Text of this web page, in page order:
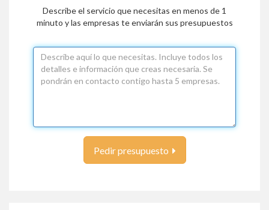
Describe el servicio que necesitas en menos de 1
minuto y las empresas te enviarán sus presupuestos
Pedir presupuesto